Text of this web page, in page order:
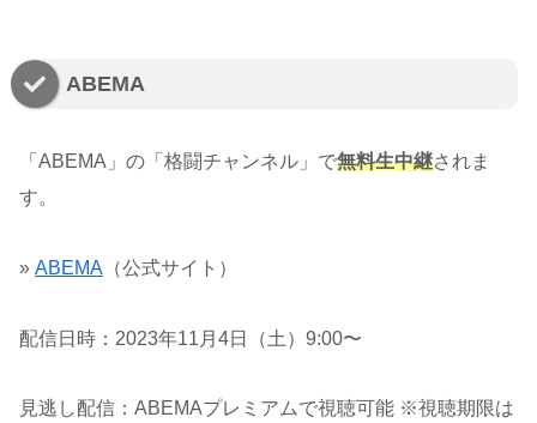
ABEMA
「ABEMA」の「格闘チャンネル」で無料生中継されま
す。
» ABEMA （公式サイト）
配信日時：2023年11月4日（土）9:00〜
見逃し配信：ABEMAプレミアムで視聴可能 ※視聴期限は